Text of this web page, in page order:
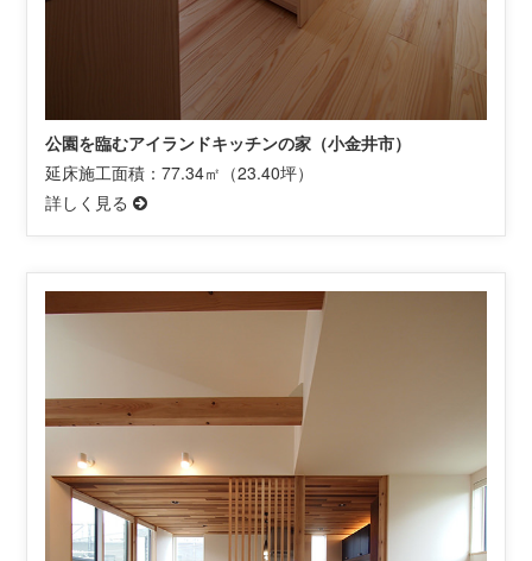
公園を臨むアイランドキッチンの家（小金井市）
延床施工面積：77.34㎡（23.40坪）
詳しく見る